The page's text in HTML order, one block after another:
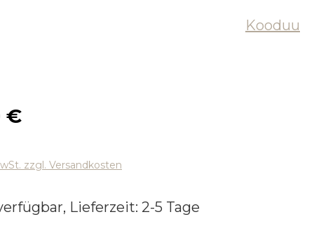
Kooduu
€
zzgl. Versandkosten
Lieferzeit: 2-5 Tage